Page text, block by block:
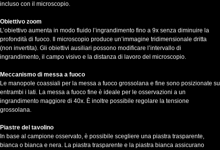
incluso con il microscopio.
Obiettivo zoom
L’obiettivo aumenta in modo fluido l’ingrandimento fino a 9x senza diminuire la
profondità di fuoco. Il microscopio produce un’immagine tridimensionale dritta
(non invertita). Gli obiettivi ausiliari possono modificare l’intervallo di
ingrandimento, il campo visivo e la distanza di lavoro del microscopio.
Meccanismo di messa a fuoco
Le manopole coassiali per la messa a fuoco grossolana e fine sono posizionate su
entrambi i lati. La messa a fuoco fine è ideale per le osservazioni a un
ingrandimento maggiore di 40x. È inoltre possibile regolare la tensione
grossolana.
Piastre del tavolino
In base al campione osservato, è possibile scegliere una piastra trasparente,
bianca o bianca e nera. La piastra trasparente e la piastra bianca assicurano